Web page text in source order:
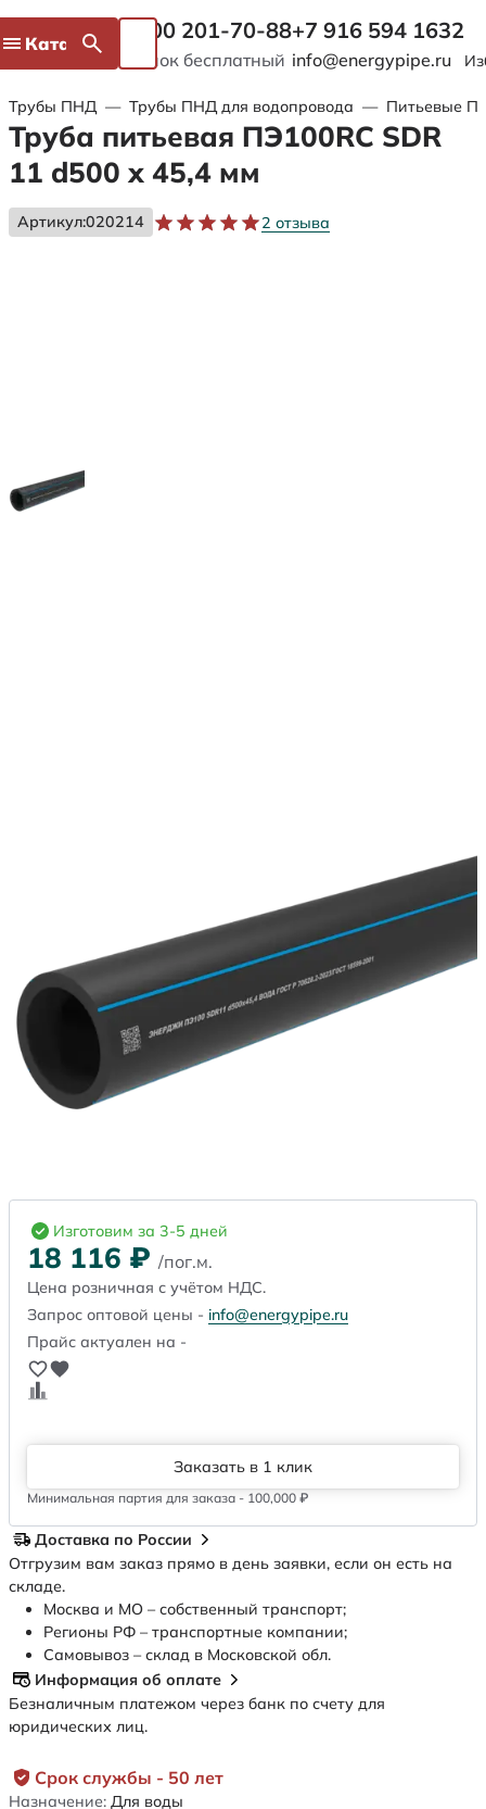
Каталог 8 800 201-70-88
Звонок бесплатный
+7 916 594 1632
info@energypipe.ru
Трубы ПНД — Трубы ПНД для водопровода — Питьевые
Труба питьевая ПЭ100RC SDR
11 d500 х 45,4 мм
Артикул:020214 2 отзыва
Срок службы - 50 лет
Назначение: Для воды
Изготовим за 3-5 дней
18 116 ₽ /пог.м.
Цена розничная с учётом НДС.
Запрос оптовой цены - info@energypipe.ru
Прайс актуален на -
Заказать в 1 клик
Минимальная партия для заказа - 100,000 ₽
Доставка по России
Отгрузим вам заказ прямо в день заявки, если он есть на
складе.
Москва и МО – собственный транспорт;
Регионы РФ – транспортные компании;
Самовывоз – склад в Московской обл.
Информация об оплате
Безналичным платежом через банк по счету для
юридических лиц.